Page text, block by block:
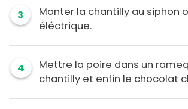
3
Monter la chantilly au siphon
éléctrique.
4
Mettre la poire dans un
chantilly et enfin le chocolat